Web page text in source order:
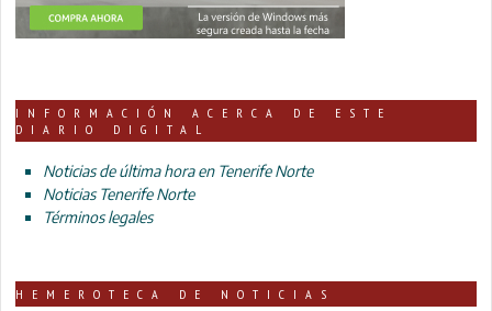
INFORMACIÓN ACERCA DE ESTE
DIARIO DIGITAL
Noticias de última hora en Tenerife Norte
Noticias Tenerife Norte
Términos legales
HEMEROTECA DE NOTICIAS